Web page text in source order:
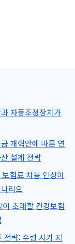
자동조정장치가
개혁안에 따른 연
설계 전략
험료 차등 인상이
리오
초래할 건강보험
략: 수령 시기 지